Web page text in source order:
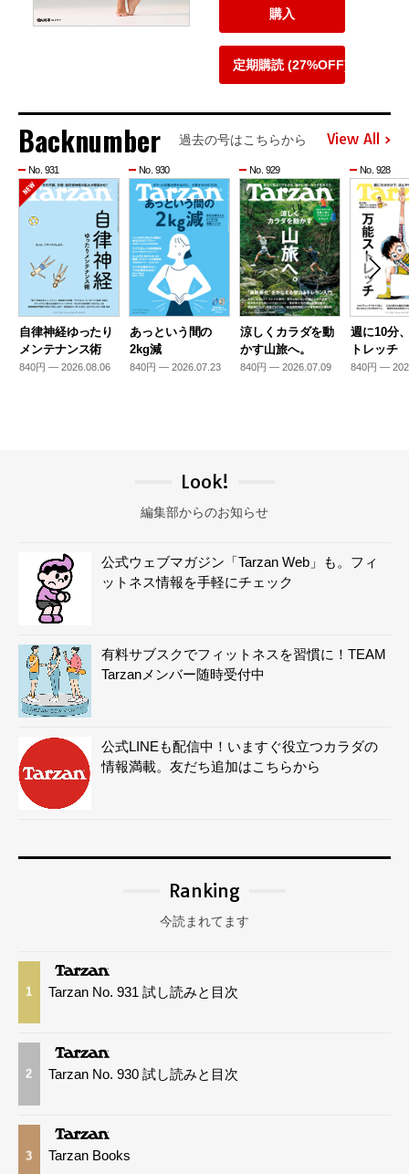
購入
定期購読 (27%OFF)
Backnumber 過去の号はこちらから View All
No. 931
自律神経ゆったり
メンテナンス術
840円 — 2026.08.06
No. 930
あっという間の
2kg減
840円 — 2026.07.23
No. 929
涼しくカラダを動
かす山旅へ。
840円 — 2026.07.09
No. 928
週に10分
トレッチ
840円 —
Look!
編集部からのお知らせ
公式ウェブマガジン「Tarzan Web」も。フィ
ットネス情報を手軽にチェック
有料サブスクでフィットネスを習慣に！TEAM
Tarzanメンバー随時受付中
公式LINEも配信中！いますぐ役立つカラダの
情報満載。友だち追加はこちらから
Ranking
今読まれてます
1 Tarzan No. 931 試し読みと目次
2 Tarzan No. 930 試し読みと目次
3 Tarzan Books